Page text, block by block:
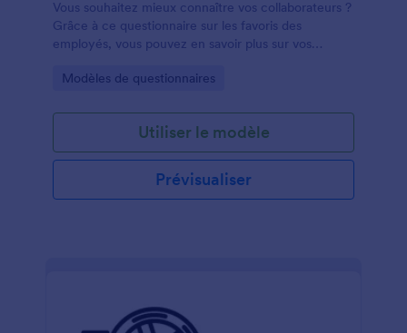
Vous souhaitez mieux connaître vos collaborateurs ?
Grâce à ce questionnaire sur les favoris des
employés, vous pouvez en savoir plus sur vos
quel film, quelle nourriture, quel animal est leur
Cela peut être un moyen créatif et simple de
s'engager davantage avec vos employés et
d'augmenter l'engagement global dans toute
l'entreprise. Besoin de créer un tout nouveau
questionnaire ? Lancez-vous avec le créateur de
Go to Category:
Modèles de questionnaires
Utiliser le modèle
Prévisualiser